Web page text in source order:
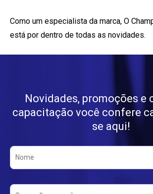
Como um especialista da marca, O
está por dentro de todas as novidades.
Novidades, promoções e
capacitação você confere
se aqui!